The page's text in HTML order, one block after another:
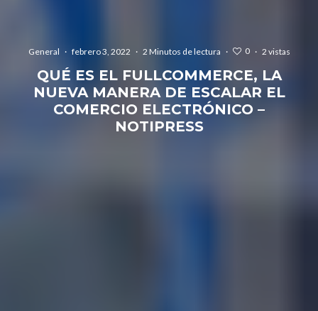
General · febrero 3, 2022 · 2 Minutos de lectura · 0 · 2 vistas
QUÉ ES EL FULLCOMMERCE, LA
NUEVA MANERA DE ESCALAR EL
COMERCIO ELECTRÓNICO –
NOTIPRESS